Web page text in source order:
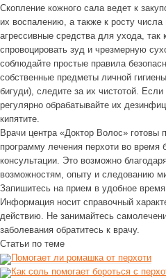
Скопление кожного сала ведет к
их воспалению, а также к росту числа
агрессивные средства для ухода, так
спровоцировать зуд и чрезмерную
соблюдайте простые правила
собственные предметы личной
бигуди), следите за их чистотой.
регулярно обрабатывайте их
кипятите.
Врачи центра «Доктор Волос» готовы
программу лечения перхоти во время
консультации. Это возможно
возможностям, опыту и следованию
Запишитесь на прием в удобное
Информация носит справочный
действию. Не занимайтесь
заболевания обратитесь к врачу.
Статьи по теме
Помогает ли ромашка от перхоти
Как соль помогает бороться с